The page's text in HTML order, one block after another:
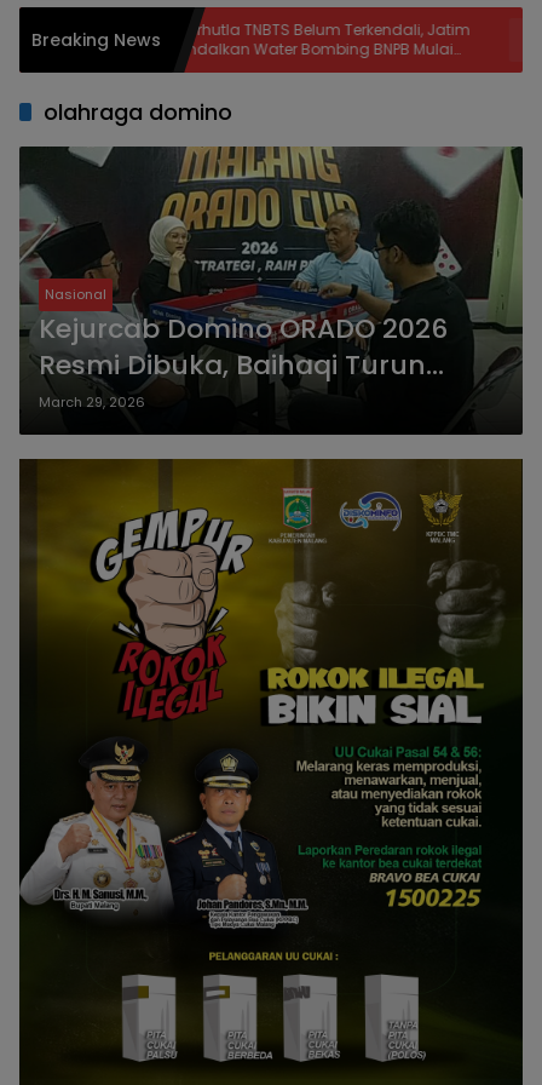
Breaking NewsKarhutla TNBTS Belum Terkendali, Jatim
Andalkan Water Bombing BNPB Mulai
Besok
Harga
olahraga domino
Nasional
Kejurcab Domino ORADO 2026
Resmi Dibuka, Baihaqi Turun
Langsung Bertanding Bareng
Anggota DPRD
March 29, 2026